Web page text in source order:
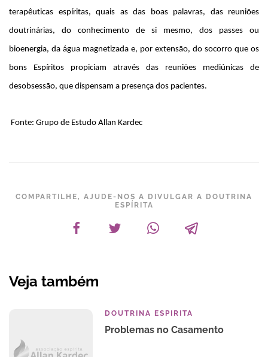
terapêuticas espíritas, quais as das boas palavras, das reuniões
doutrinárias, do conhecimento de si mesmo, dos passes ou
bioenergia, da água magnetizada e, por extensão, do socorro que os
bons Espíritos propiciam através das reuniões mediúnicas de
desobsessão, que dispensam a presença dos pacientes.
Fonte: Grupo de Estudo Allan Kardec
COMPARTILHE, AJUDE-NOS A DIVULGAR A DOUTRINA
ESPÍRITA
Veja também
DOUTRINA ESPIRITA
Problemas no Casamento